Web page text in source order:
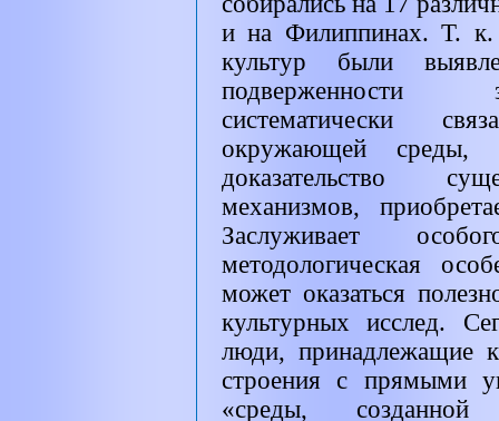
и на Филиппинах. Т. к.
культур были
подверженности
систематически
окружающей среды,
доказательство
механизмов,
Заслуживает
методологическая
может оказаться
культурных исслед.
люди, принадлежащие
строения с прямыми
«среды,